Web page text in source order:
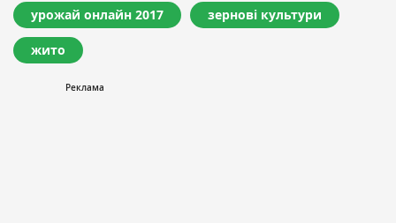
урожай онлайн 2017 зернові культури
жито